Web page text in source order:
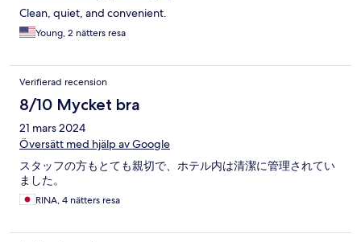
Clean, quiet, and convenient.
Young, 2 nätters resa
Verifierad recension
8/10 Mycket bra
21 mars 2024
Översätt med hjälp av Google
スタッフの方もとても親切で、ホテル内は清潔に管理されてい
ました。
RINA, 4 nätters resa